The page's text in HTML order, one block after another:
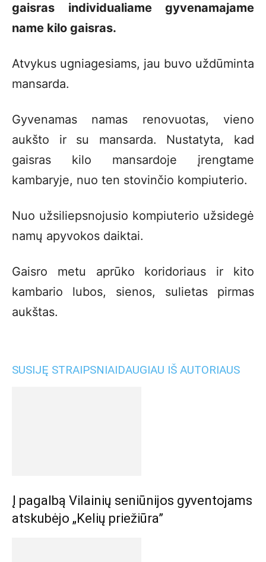
gaisras individualiame gyvenamajame
name kilo gaisras.
Atvykus ugniagesiams, jau buvo uždūminta
mansarda.
Gyvenamas namas renovuotas, vieno
aukšto ir su mansarda. Nustatyta, kad
gaisras kilo mansardoje įrengtame
kambaryje, nuo ten stovinčio kompiuterio.
Nuo užsiliepsnojusio kompiuterio užsidegė
namų apyvokos daiktai.
Gaisro metu aprūko koridoriaus ir kito
kambario lubos, sienos, sulietas pirmas
aukštas.
SUSIJĘ STRAIPSNIAIDAUGIAU IŠ AUTORIAUS
Į pagalbą Vilainių seniūnijos gyventojams
atskubėjo „Kelių priežiūra”